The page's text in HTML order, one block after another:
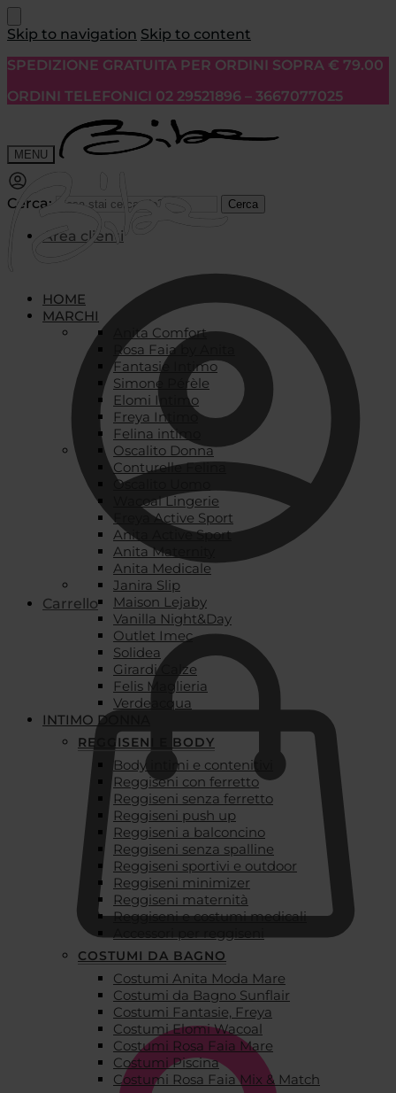
Skip to navigation Skip to content
SPEDIZIONE GRATUITA PER ORDINI SOPRA € 79.00
ORDINI TELEFONICI 02 29521896 – 3667077025
MENU
Cerca: Cerca
Area clienti
Carrello
HOME
MARCHI
Anita Comfort
Rosa Faia by Anita
Fantasie Intimo
Simone Pérèle
Elomi Intimo
Freya Intimo
Felina intimo
Oscalito Donna
Conturelle Felina
Oscalito Uomo
Wacoal Lingerie
Freya Active Sport
Anita Active Sport
Anita Maternity
Anita Medicale
Janira Slip
Maison Lejaby
Vanilla Night&Day
Outlet Imec
Solidea
Girardi Calze
Felis Maglieria
Verdeacqua
INTIMO DONNA
REGGISENI E BODY
Body intimi e contenitivi
Reggiseni con ferretto
Reggiseni senza ferretto
Reggiseni push up
Reggiseni a balconcino
Reggiseni senza spalline
Reggiseni sportivi e outdoor
Reggiseni minimizer
Reggiseni maternità
Reggiseni e costumi medicali
Accessori per reggiseni
COSTUMI DA BAGNO
Costumi Anita Moda Mare
Costumi da Bagno Sunflair
Costumi Fantasie, Freya
Costumi Elomi Wacoal
Costumi Rosa Faia Mare
Costumi Piscina
Costumi Rosa Faia Mix & Match